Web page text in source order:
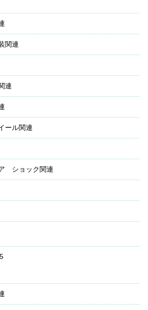
関連
連
ール関連
ショック関連